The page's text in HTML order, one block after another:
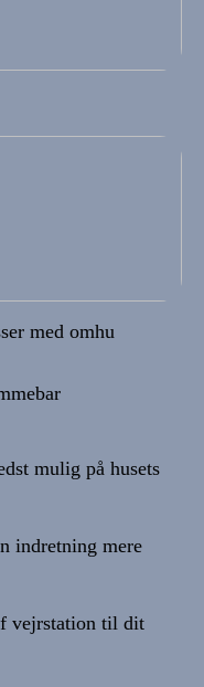
med omhu
mulig på husets
indretning mere
vejrstation til dit